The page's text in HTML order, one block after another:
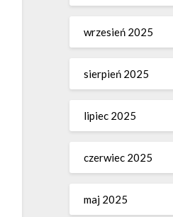
wrzesień 2025
sierpień 2025
lipiec 2025
czerwiec 2025
maj 2025